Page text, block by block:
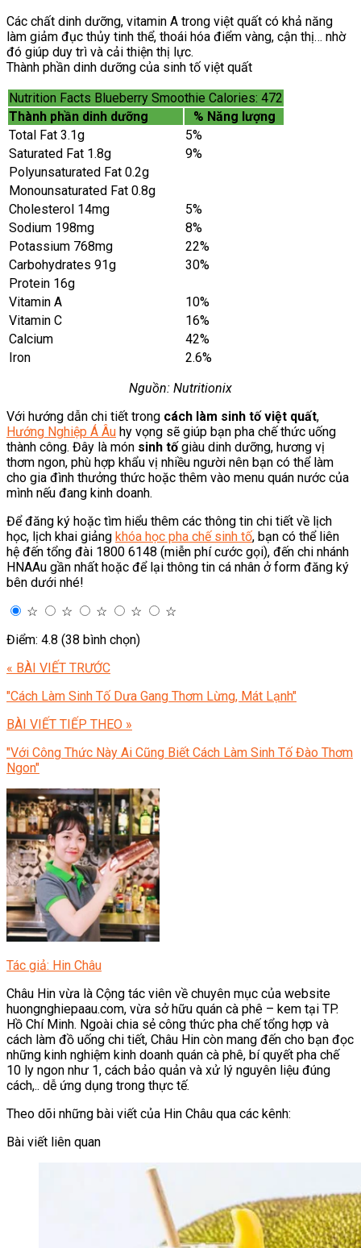
Các chất dinh dưỡng, vitamin A trong việt quất có khả năng
làm giảm đục thủy tinh thể, thoái hóa điểm vàng, cận thị… nhờ
đó giúp duy trì và cải thiện thị lực.
Thành phần dinh dưỡng của sinh tố việt quất
Nutrition Facts Blueberry Smoothie Calories: 472
Thành phần dinh dưỡng
% Năng lượng
Total Fat 3.1g
5%
Saturated Fat 1.8g
9%
Polyunsaturated Fat 0.2g
Monounsaturated Fat 0.8g
Cholesterol 14mg
5%
Sodium 198mg
8%
Potassium 768mg
22%
Carbohydrates 91g
30%
Protein 16g
Vitamin A
10%
Vitamin C
16%
Calcium
42%
Iron
2.6%
Nguồn: Nutritionix
Với hướng dẫn chi tiết trong cách làm sinh tố việt quất,
Hướng Nghiệp Á Âu hy vọng sẽ giúp bạn pha chế thức uống
thành công. Đây là món sinh tố giàu dinh dưỡng, hương vị
thơm ngon, phù hợp khẩu vị nhiều người nên bạn có thể làm
cho gia đình thưởng thức hoặc thêm vào menu quán nước của
mình nếu đang kinh doanh.
Để đăng ký hoặc tìm hiểu thêm các thông tin chi tiết về lịch
học, lịch khai giảng khóa học pha chế sinh tố, bạn có thể liên
hệ đến tổng đài 1800 6148 (miễn phí cước gọi), đến chi nhánh
HNAAu gần nhất hoặc để lại thông tin cá nhân ở form đăng ký
bên dưới nhé!
☆
☆ ☆ ☆
☆
Điểm: 4.8 (38 bình chọn)
« BÀI VIẾT TRƯỚC
"Cách Làm Sinh Tố Dưa Gang Thơm Lừng, Mát Lạnh"
BÀI VIẾT TIẾP THEO »
"Với Công Thức Này Ai Cũng Biết Cách Làm Sinh Tố Đào Thơm
Ngon"
Tác giả: Hin Châu
Châu Hin vừa là Cộng tác viên về chuyên mục của website
huongnghiepaau.com, vừa sở hữu quán cà phê – kem tại TP.
Hồ Chí Minh. Ngoài chia sẻ công thức pha chế tổng hợp và
cách làm đồ uống chi tiết, Châu Hin còn mang đến cho bạn đọc
những kinh nghiệm kinh doanh quán cà phê, bí quyết pha chế
10 ly ngon như 1, cách bảo quản và xử lý nguyên liệu đúng
cách,.. dễ ứng dụng trong thực tế.
Theo dõi những bài viết của Hin Châu qua các kênh:
Bài viết liên quan